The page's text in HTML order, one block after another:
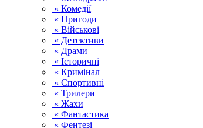
« Комедії
« Пригоди
« Військові
« Детективи
« Драми
« Історичні
« Кримінал
« Спортивні
« Трилери
« Жахи
« Фантастика
« Фентезі